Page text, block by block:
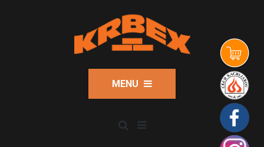
MENU